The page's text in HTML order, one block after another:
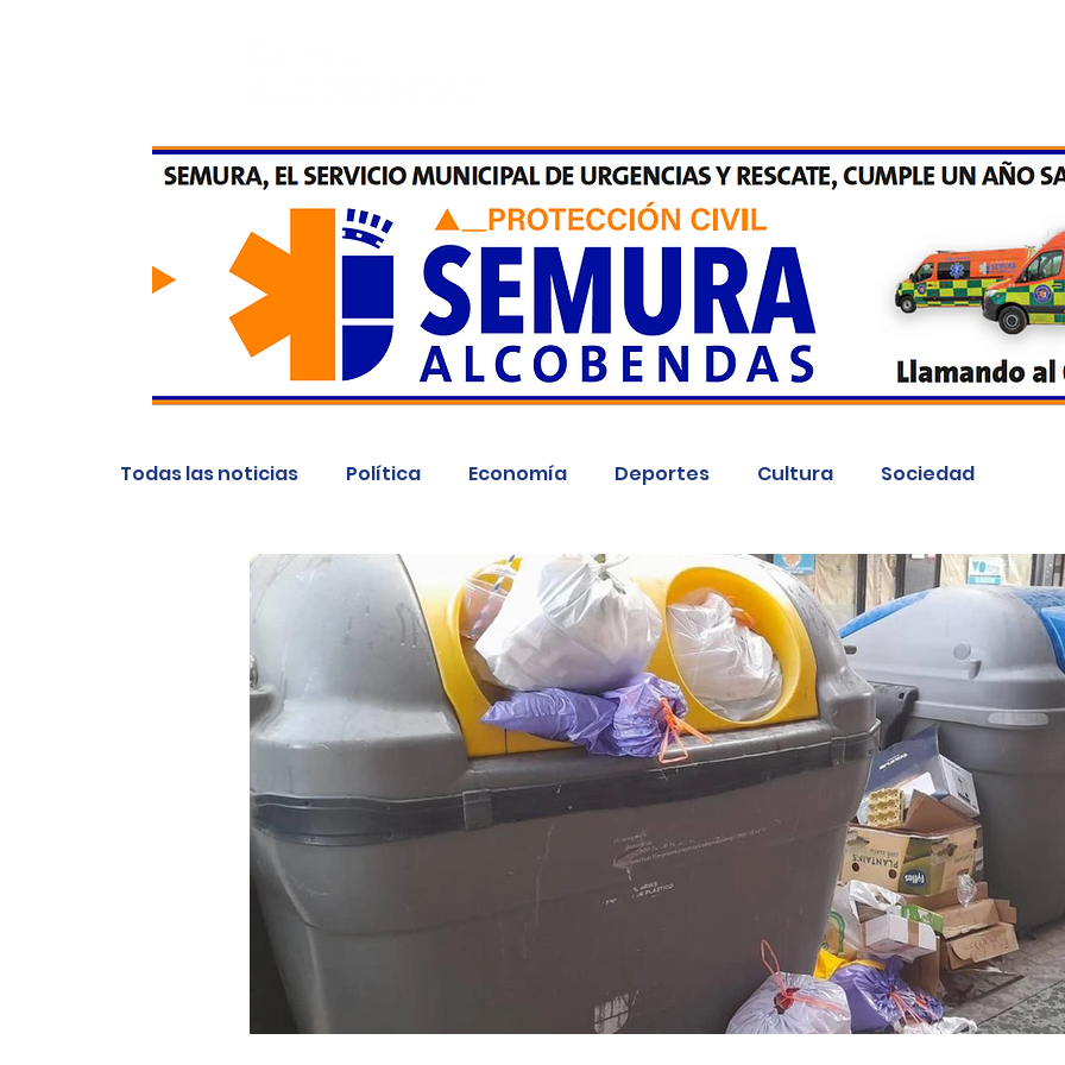
Todas las noticias Política Economía Deportes Cultura Sociedad
Salud y bienestar Educación e infancia Fotodenuncia Opinión Crítica de
La verdad detrás de la guerra Kit Digital Sucesos Fiestas Mayores